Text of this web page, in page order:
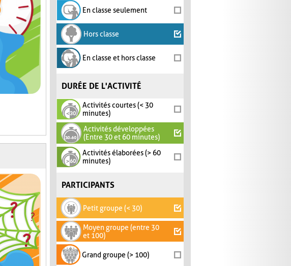
En classe seulement
Hors classe
En classe et hors classe
DURÉE DE L'ACTIVITÉ
Activités courtes (< 30
minutes)
Activités développées
(Entre 30 et 60 minutes)
Activités élaborées (> 60
minutes)
PARTICIPANTS
Petit groupe (< 30)
Moyen groupe (entre 30
et 100)
Grand groupe (> 100)